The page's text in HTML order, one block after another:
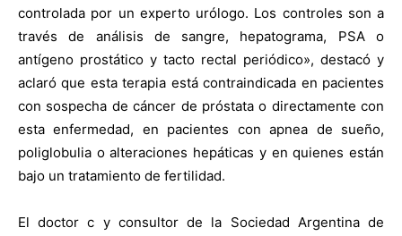
controlada por un experto urólogo. Los controles son a
través de análisis de sangre, hepatograma, PSA o
antígeno prostático y tacto rectal periódico», destacó y
aclaró que esta terapia está contraindicada en pacientes
con sospecha de cáncer de próstata o directamente con
esta enfermedad, en pacientes con apnea de sueño,
poliglobulia o alteraciones hepáticas y en quienes están
bajo un tratamiento de fertilidad.
El doctor c y consultor de la Sociedad Argentina de